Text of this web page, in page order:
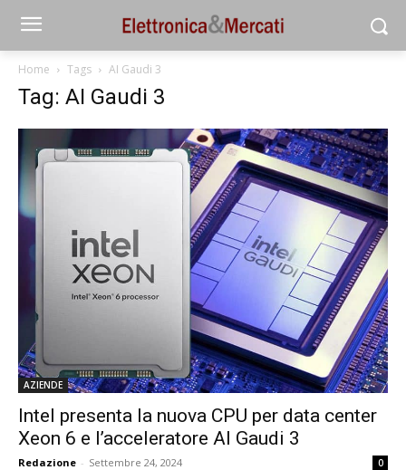
Home Tags AI Gaudi 3
Tag: AI Gaudi 3
AZIENDE
Intel presenta la nuova CPU per data center
Xeon 6 e l’acceleratore AI Gaudi 3
Redazione - Settembre 24, 2024 0